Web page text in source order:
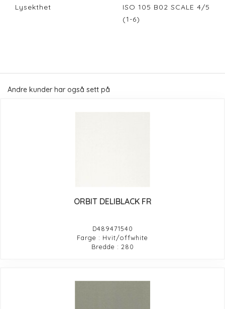
Lysekthet
ISO 105 B02 SCALE 4/5
(1-6)
Andre kunder har også sett på
ORBIT DELIBLACK FR
D489471540
Farge : Hvit/offwhite
Bredde : 280